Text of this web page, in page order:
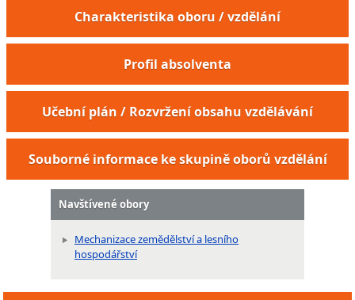
Charakteristika oboru / vzdělání
Profil absolventa
Učební plán / Rozvržení obsahu vzdělávání
Souborné informace ke skupině oborů vzdělání
Navštívené obory
Mechanizace zemědělství a lesního
hospodářství